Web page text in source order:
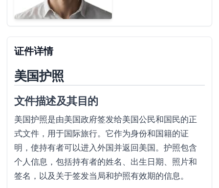
证件详情
美国护照
文件描述及其目的
美国护照是由美国政府签发给美国公民和国民的正
式文件，用于国际旅行。它作为身份和国籍的证
明，使持有者可以进入外国并返回美国。护照包含
个人信息，包括持有者的姓名、出生日期、照片和
签名，以及关于签发当局和护照有效期的信息。